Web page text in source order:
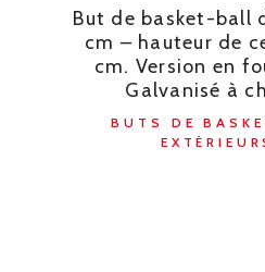
But de basket-ball
cm – hauteur de
cm. Version en
Galvanisé à
BUTS DE